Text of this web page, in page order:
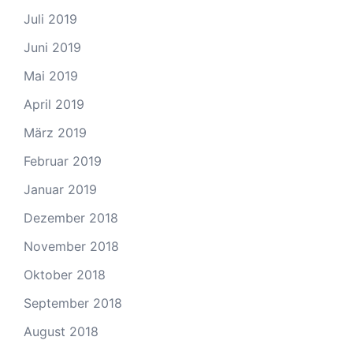
Juli 2019
Juni 2019
Mai 2019
April 2019
März 2019
Februar 2019
Januar 2019
Dezember 2018
November 2018
Oktober 2018
September 2018
August 2018